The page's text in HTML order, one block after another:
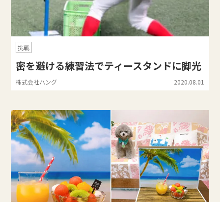
挑戦
密を避ける練習法でティースタンドに脚光
株式会社ハング 2020.08.01